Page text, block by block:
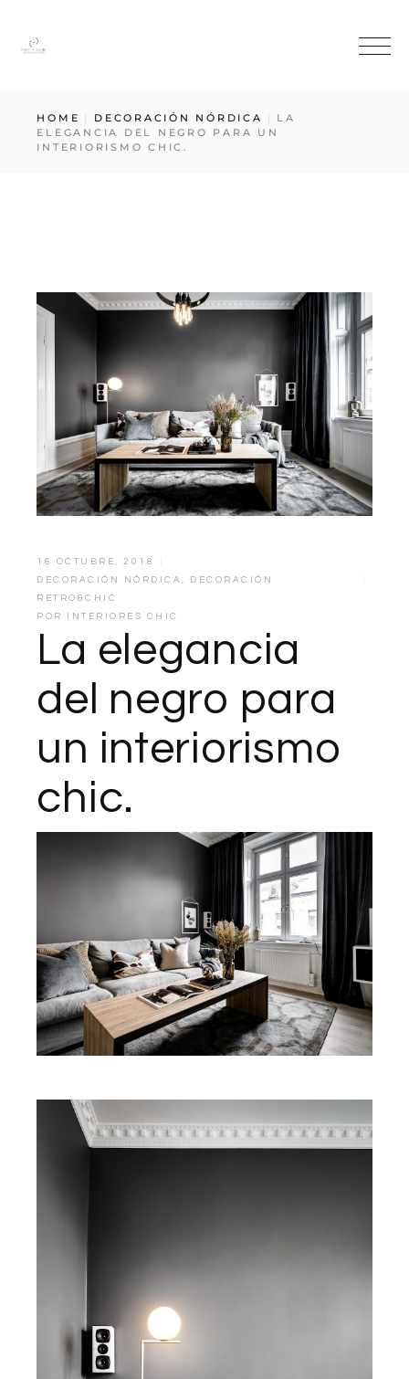
HOME DECORACIÓN NÓRDICA
LA
ELEGANCIA DEL NEGRO PARA UN
INTERIORISMO CHIC.
16 OCTUBRE, 2018
DECORACIÓN NÓRDICA,
DECORACIÓN
RETRO&CHIC
POR
INTERIORES CHIC
La elegancia
del negro para
un interiorismo
chic.